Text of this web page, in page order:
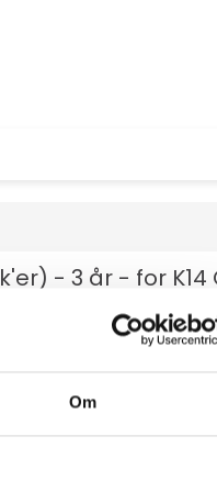
Om
- 3 år - for K14
Lenovos data om
Damage
Damage
sertifiserte teknikere
ikke er mulig,